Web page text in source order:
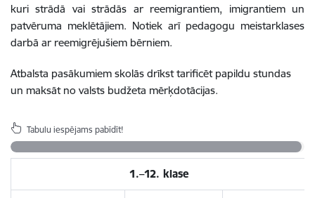
kuri strādā vai strādās ar reemigrantiem, imigrantiem un
patvēruma meklētājiem. Notiek arī pedagogu meistarklases
darbā ar reemigrējušiem bērniem.
Atbalsta pasākumiem skolās drīkst tarificēt papildu stundas
un maksāt no valsts budžeta mērķdotācijas.
Tabulu iespējams pabīdīt!
1.–12. klase